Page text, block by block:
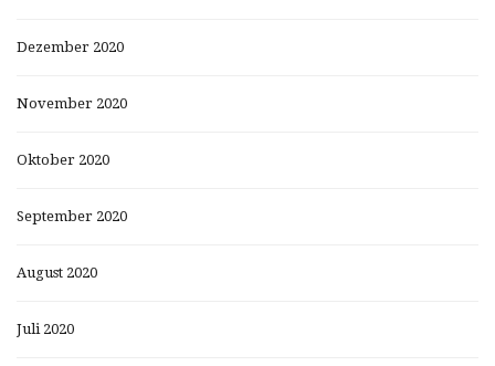
Dezember 2020
November 2020
Oktober 2020
September 2020
August 2020
Juli 2020